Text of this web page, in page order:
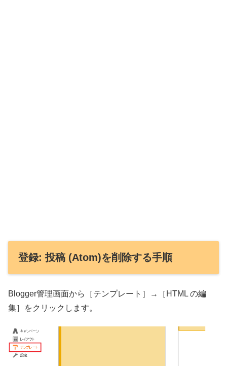
登録: 投稿 (Atom)を削除する手順
Blogger管理画面から［テンプレート］→［HTML の編
集］をクリックします。